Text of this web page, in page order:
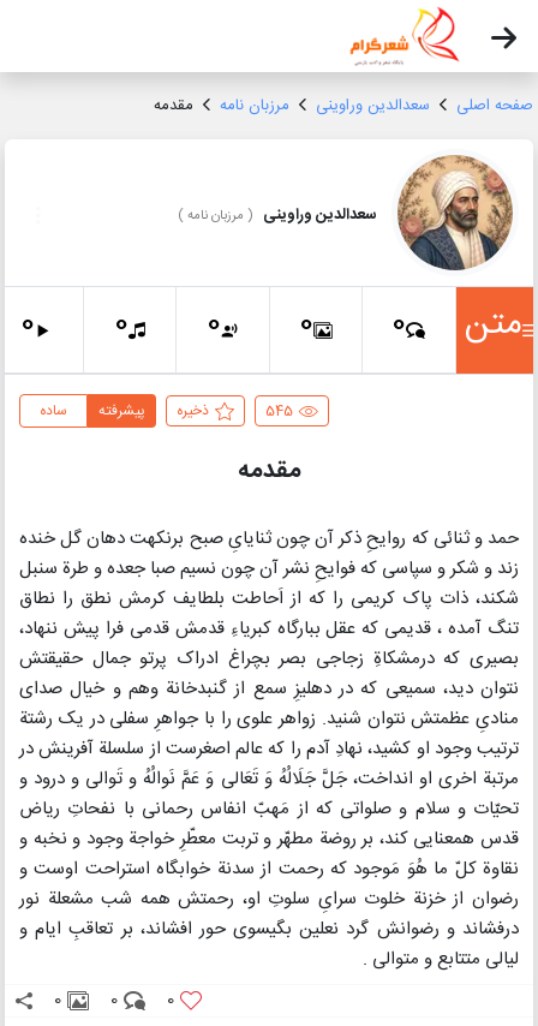
صفحه اصلی سعدالدین وراوینی مرزبان نامه مقدمه
سعدالدین وراوینی ( مرزبان نامه)
متن 0
0
0
0
0
545 ذخیره ساده پیشرفته
مقدمه
حمد و ثنائی که روایحِ ذکر آن چون ثنایایِ صبح برنکهت دهان گل خنده
زند و شکر و سپاسی که فوایحِ نشر آن چون نسیم صبا جعده و طرة سنبل
شکند، ذات پاک کریمی را که از اَحاطت بلطایف کرمش نطق را نطاق
تنگ آمده ، قدیمی که عقل ببارگاه کبریاءِ قدمش قدمی فرا پیش ننهاد،
بصیری که درمشکاةِ زجاجی بصر بچراغ ادراک پرتو جمال حقیقتش
نتوان دید، سمیعی که در دهلیزِ سمع از گنبدخانة وهم و خیال صدای
منادیِ عظمتش نتوان شنید. زواهر علوی را با جواهرِ سفلی در یک رشتة
ترتیب وجود او کشید، نهادِ آدم را که عالم اصغرست از سلسلة آفرینش در
مرتبة اخری او انداخت، جَلَّ جَلَالُهُ وَ تَعَالی وَ عَمَّ نَوالُهُ و تَوالی و درود و
تحیّات و سلام و صلواتی که از مَهبّ انفاس رحمانی با نفحاتِ ریاض
قدس همعنایی کند، بر روضة مطهّر و تربت معطّرِ خواجة وجود و نخبه و
نقاوة کلّ ما هُوَ مَوجود که رحمت از سدنة خوابگاه استراحت اوست و
رضوان از خزنة خلوت سرایِ سلوتِ او، رحمتش همه شب مشعلة نور
درفشاند و رضوانش گرد نعلین بگیسوی حور افشاند، بر تعاقبِ ایام و
لیالی متتابع و متوالی .
0
0
0